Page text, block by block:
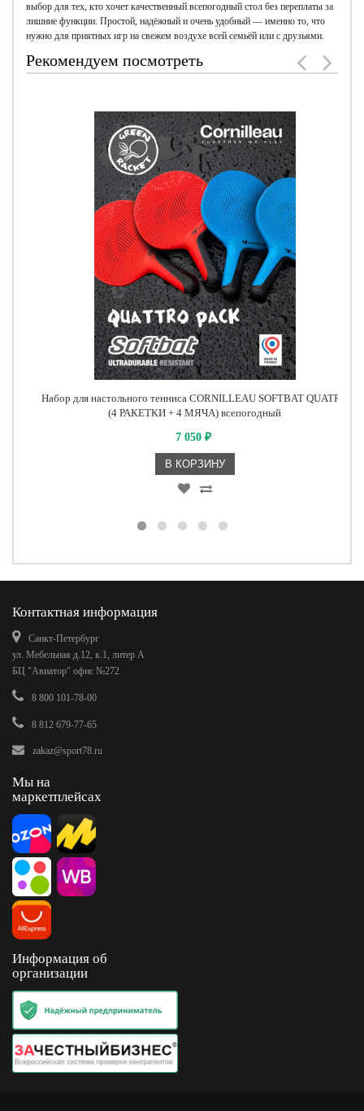
выбор для тех, кто хочет качественный всепогодный стол без переплаты за
лишние функции. Простой, надёжный и очень удобный — именно то, что
нужно для приятных игр на свежем воздухе всей семьёй или с друзьями.
Рекомендуем посмотреть
Набор для настольного тенниса CORNILLEAU SOFTBAT QUATRO
(4 РАКЕТКИ + 4 МЯЧА) всепогодный
7 050 ₽
В КОРЗИНУ
Контактная информация
Санкт-Петербург
ул. Мебельная д.12, к.1, литер А
БЦ "Авиатор" офис №272
8 800 101-78-00
8 812 679-77-65
zakaz@sport78.ru
Мы на
маркетплейсах
Информация об
организации